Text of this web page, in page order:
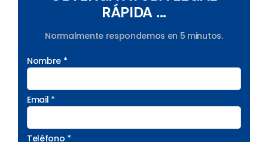
RÁPIDA ...
Normalmente respondemos en 5 minutos.
Nombre *
Email *
Teléfono *